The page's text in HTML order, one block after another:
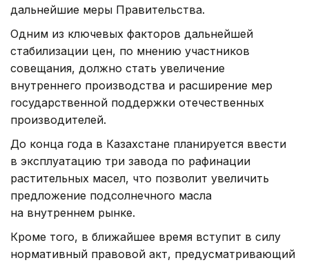
дальнейшие меры Правительства.
Одним из ключевых факторов дальнейшей
стабилизации цен, по мнению участников
совещания, должно стать увеличение
внутреннего производства и расширение мер
государственной поддержки отечественных
производителей.
До конца года в Казахстане планируется ввести
в эксплуатацию три завода по рафинации
растительных масел, что позволит увеличить
предложение подсолнечного масла
на внутреннем рынке.
Кроме того, в ближайшее время вступит в силу
нормативный правовой акт, предусматривающий